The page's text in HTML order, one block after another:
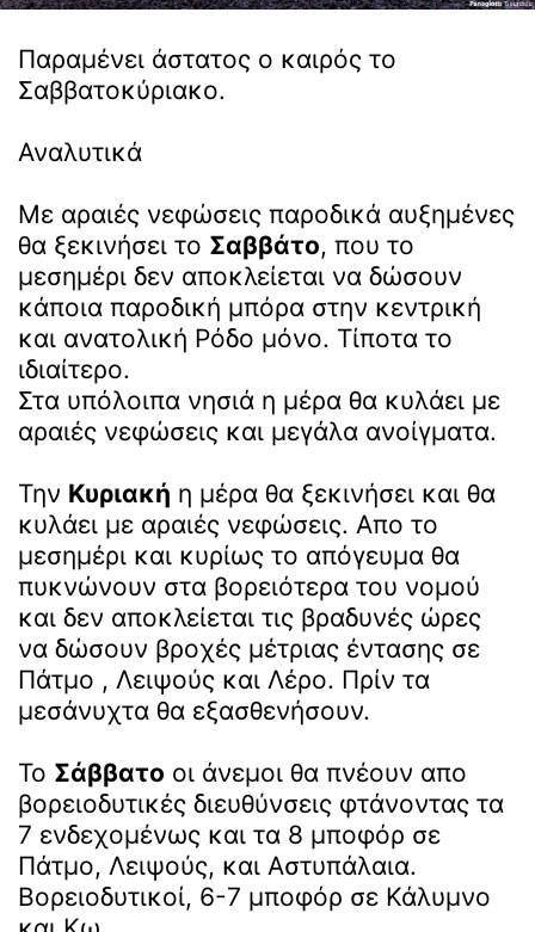
Παραμένει άστατος ο καιρός το
Σαββατοκύριακο.
Αναλυτικά
Με αραιές νεφώσεις παροδικά αυξημένες
θα ξεκινήσει το Σαββάτο, που το
μεσημέρι δεν αποκλείεται να δώσουν
κάποια παροδική μπόρα στην κεντρική
και ανατολική Ρόδο μόνο. Τίποτα το
ιδιαίτερο.
Στα υπόλοιπα νησιά η μέρα θα κυλάει με
αραιές νεφώσεις και μεγάλα ανοίγματα.
Την Κυριακή η μέρα θα ξεκινήσει και θα
κυλάει με αραιές νεφώσεις. Απο το
μεσημέρι και κυρίως το απόγευμα θα
πυκνώνουν στα βορειότερα του νομού
και δεν αποκλείεται τις βραδυνές ώρες
να δώσουν βροχές μέτριας έντασης σε
Πάτμο , Λειψούς και Λέρο. Πρίν τα
μεσάνυχτα θα εξασθενήσουν.
Το Σάββατο οι άνεμοι θα πνέουν απο
βορειοδυτικές διευθύνσεις φτάνοντας τα
7 ενδεχομένως και τα 8 μποφόρ σε
Πάτμο, Λειψούς, και Αστυπάλαια.
Βορειοδυτικοί, 6-7 μποφόρ σε Κάλυμνο